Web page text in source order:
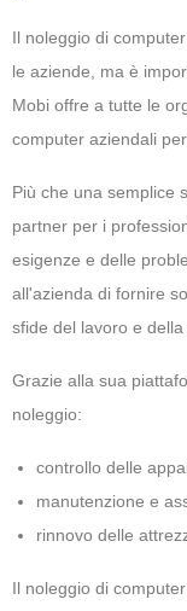
Il noleggio di
le aziende, ma è
Mobi offre a tutte le
computer aziendali
Più che una semplice
partner per i
esigenze e delle
all'azienda di fornire
sfide del lavoro e della
Grazie alla sua
noleggio:
controllo delle
manutenzione e
rinnovo delle
Il noleggio di